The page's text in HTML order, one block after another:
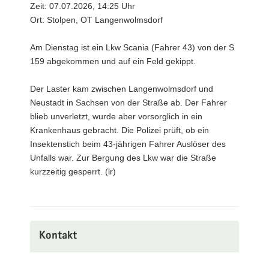
Zeit: 07.07.2026, 14:25 Uhr
Ort: Stolpen, OT Langenwolmsdorf
Am Dienstag ist ein Lkw Scania (Fahrer 43) von der S
159 abgekommen und auf ein Feld gekippt.
Der Laster kam zwischen Langenwolmsdorf und
Neustadt in Sachsen von der Straße ab. Der Fahrer
blieb unverletzt, wurde aber vorsorglich in ein
Krankenhaus gebracht. Die Polizei prüft, ob ein
Insektenstich beim 43-jährigen Fahrer Auslöser des
Unfalls war. Zur Bergung des Lkw war die Straße
kurzzeitig gesperrt. (lr)
Kontakt